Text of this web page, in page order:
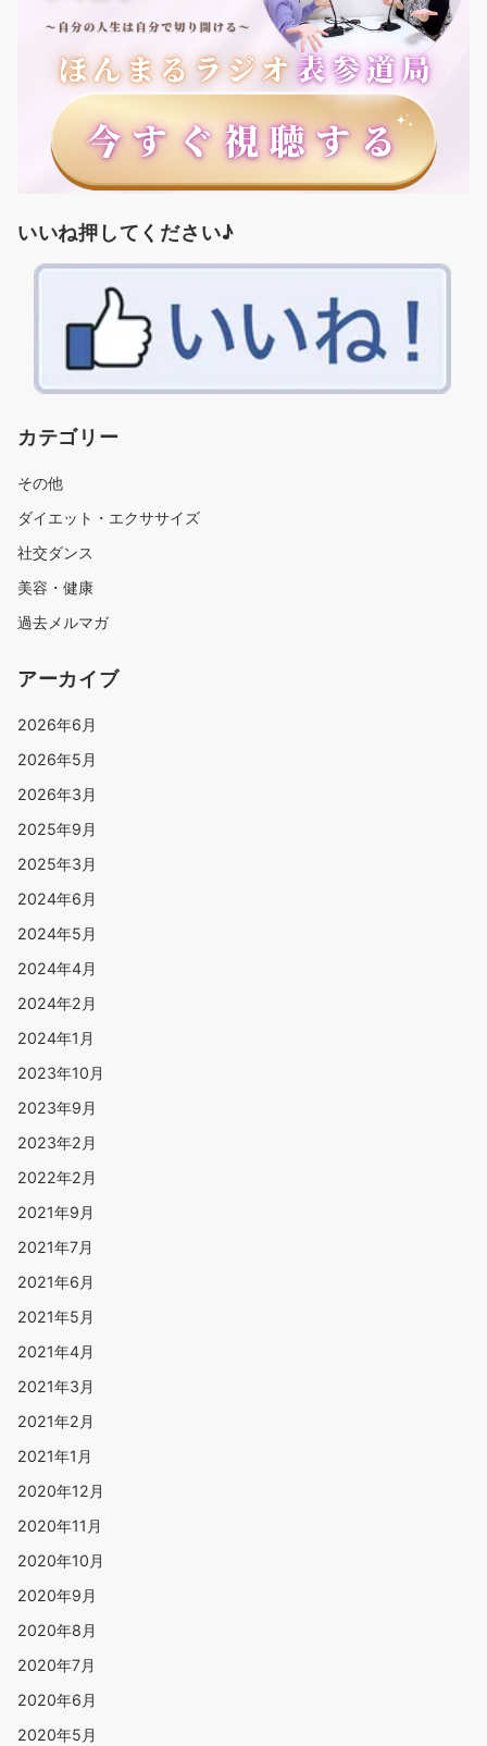
いいね押してください♪
カテゴリー
その他
ダイエット・エクササイズ
社交ダンス
美容・健康
過去メルマガ
アーカイブ
2026年6月
2026年5月
2026年3月
2025年9月
2025年3月
2024年6月
2024年5月
2024年4月
2024年2月
2024年1月
2023年10月
2023年9月
2023年2月
2022年2月
2021年9月
2021年7月
2021年6月
2021年5月
2021年4月
2021年3月
2021年2月
2021年1月
2020年12月
2020年11月
2020年10月
2020年9月
2020年8月
2020年7月
2020年6月
2020年5月